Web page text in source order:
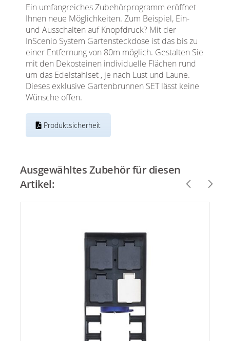
Ein umfangreiches Zubehörprogramm eröffnet
Ihnen neue Möglichkeiten. Zum Beispiel, Ein-
und Ausschalten auf Knopfdruck? Mit der
InScenio System Gartensteckdose ist das bis zu
einer Entfernung von 80m möglich. Gestalten Sie
mit den Dekosteinen individuelle Flächen rund
um das Edelstahlset , je nach Lust und Laune.
Dieses exklusive Gartenbrunnen SET lässt keine
Wünsche offen.
Produktsicherheit
Ausgewähltes Zubehör für diesen
Artikel: